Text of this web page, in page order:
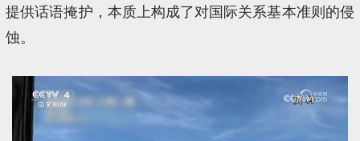
提供话语掩护，本质上构成了对国际关系基本准则的侵
蚀。